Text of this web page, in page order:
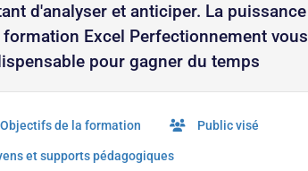
d'analyser et anticiper. La puissance
Excel Perfectionnement vous
pour gagner du temps
Objectifs de la formation Public visé
et supports pédagogiques